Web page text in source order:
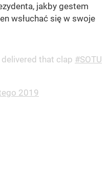
jakby gestem
wsłuchać się w swoje
that clap #SOTU
2019